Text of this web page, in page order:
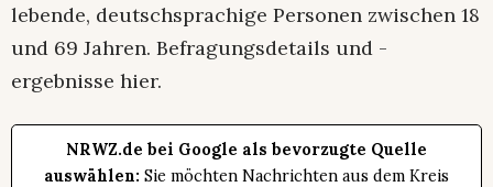
lebende, deutschsprachige Personen zwischen 18
und 69 Jahren. Befragungsdetails und -
ergebnisse hier.
NRWZ.de bei Google als bevorzugte Quelle
auswählen: Sie möchten Nachrichten aus dem Kreis